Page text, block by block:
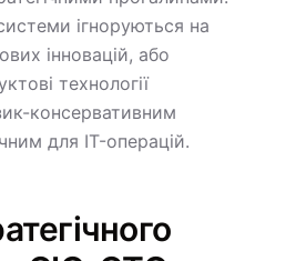
ігноруються на
інновацій, або
технології
консервативним
для IT-операцій.